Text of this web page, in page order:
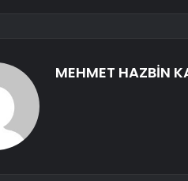
MEHMET HAZBİN